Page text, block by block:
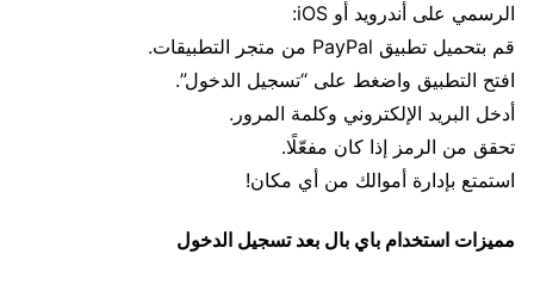
الرسمي على أندرويد أو iOS:
قم بتحميل تطبيق PayPal من متجر التطبيقات.
افتح التطبيق واضغط على “تسجيل الدخول”.
أدخل البريد الإلكتروني وكلمة المرور.
تحقق من الرمز إذا كان مفعّلًا.
استمتع بإدارة أموالك من أي مكان!
مميزات استخدام باي بال بعد تسجيل الدخول